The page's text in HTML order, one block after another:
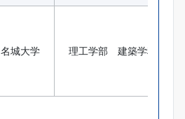
名城大学 理工学部 建築学科